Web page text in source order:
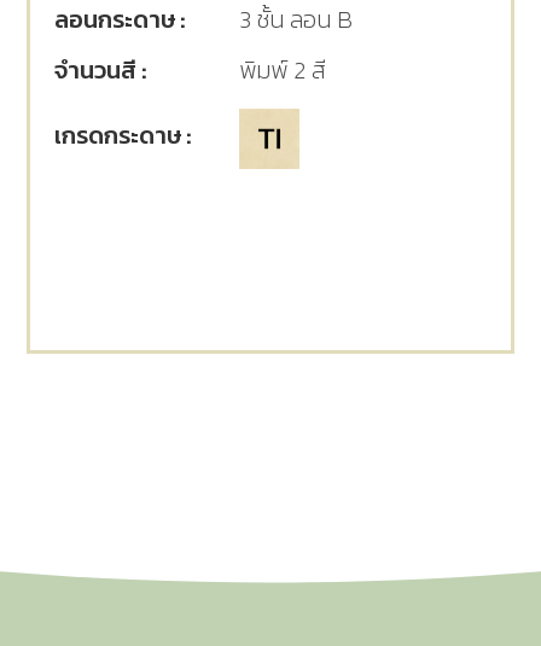
ลอนกระดาษ :
3 ชั้น ลอน B
จำนวนสี :
พิมพ์ 2 สี
เกรดกระดาษ :